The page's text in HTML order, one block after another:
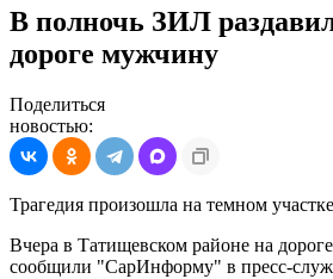
В полночь ЗИЛ
дороге мужчину
Поделиться
новостью:
Трагедия произошла на темном
Вчера в Татищевском районе на
сообщили "СарИнформу" в пресс-